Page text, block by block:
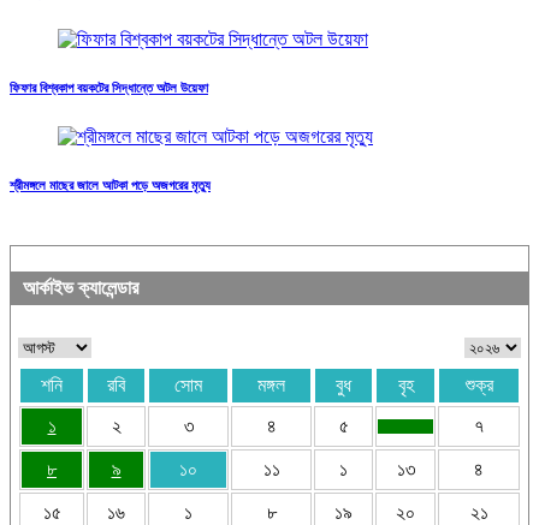
ফিফার বিশ্বকাপ বয়কটের সিদ্ধান্তে অটল উয়েফা
শ্রীমঙ্গলে মাছের জালে আটকা পড়ে অজগরের মৃত্যু
আর্কাইভ ক্যালেন্ডার
শনি রবি সোম মঙ্গল বুধ বৃহ
শুক্র
১
২ ৩ ৪ ৫ ৭
৮ ৯ ১০ ১১ ১ ১৩ ৪
১৫ ১৬ ১ ৮ ১৯ ২০ ২১